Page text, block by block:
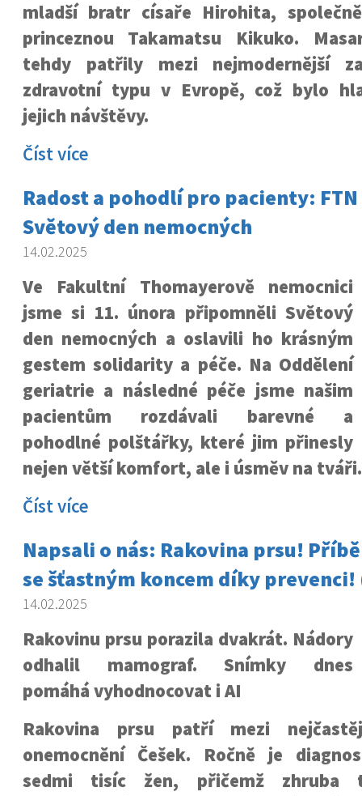
mladší bratr císaře Hirohita,
princeznou Takamatsu Kikuko.
tehdy patřily mezi nejmodernější
zdravotní typu v Evropě, což bylo
jejich návštěvy.
Číst více
Radost a pohodlí pro pacienty:
Světový den nemocných
14.02.2025
Ve Fakultní Thomayerově nemocnici
jsme si 11. února připomněli Světový
den nemocných a oslavili ho krásným
gestem solidarity a péče. Na Oddělení
geriatrie a následné péče jsme našim
pacientům rozdávali barevné a
pohodlné polštářky, které jim přinesly
nejen větší komfort, ale i úsměv na tváři.
Číst více
Napsali o nás: Rakovina prsu!
se šťastným koncem díky
14.02.2025
Rakovinu prsu porazila dvakrát. Nádory
odhalil mamograf. Snímky dnes
pomáhá vyhodnocovat i AI
Rakovina prsu patří mezi
onemocnění Češek. Ročně je
sedmi tisíc žen, přičemž zhruba